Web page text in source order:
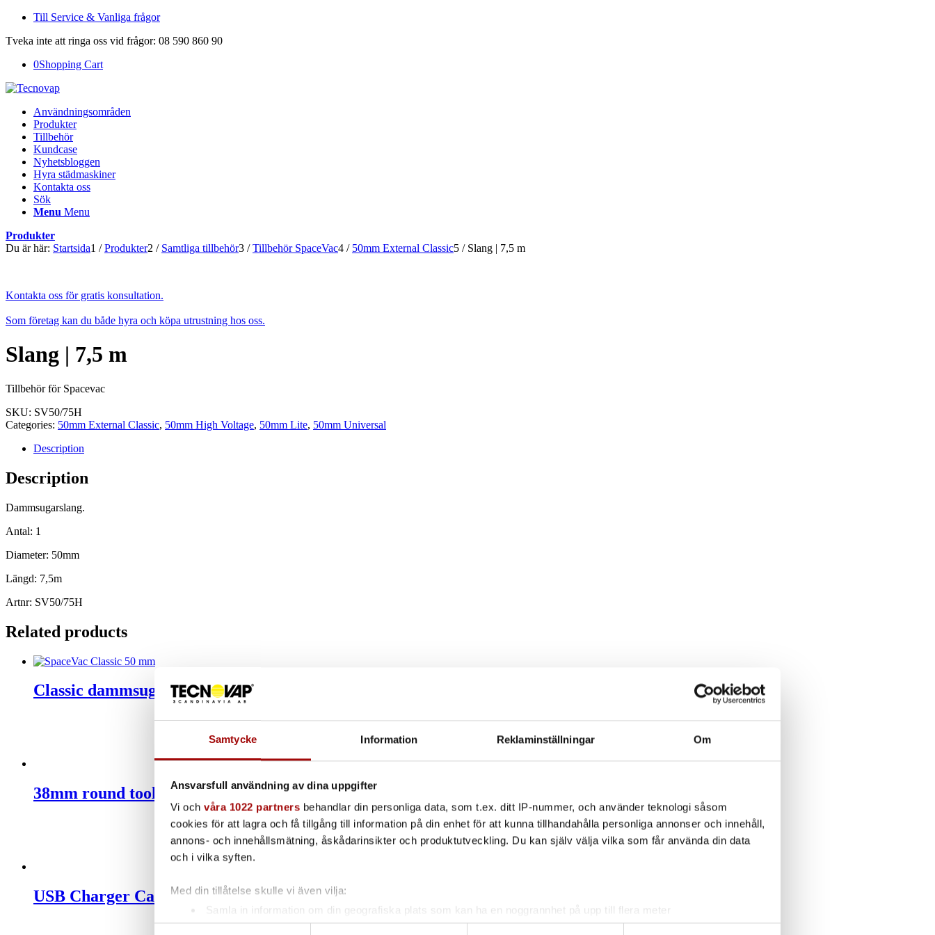
Samtycke Information Reklaminställningar Om
Ansvarsfull användning av dina uppgifter
Vi och våra 1022 partners behandlar din personliga data, som t.ex. ditt IP-nummer, och använder teknologi såsom
cookies för att lagra och få tillgång till information på din enhet för att kunna tillhandahålla personliga annonser och innehåll,
annons- och innehållsmätning, åskådarinsikter och produktutveckling. Du kan själv välja vilka som får använda din data
och i vilka syften.
Med din tillåtelse skulle vi även vilja:
Samla in information om din geografiska plats som kan ha en noggrannhet på upp till flera meter
Identifiera din enhet genom att aktivt skanna den för specifika kännetecken (fingeravtryck)
Till Service & Vanliga frågor
Tveka inte att ringa oss vid frågor: 08 590 860 90
0Shopping Cart
Användningsområden
Produkter
Tillbehör
Kundcase
Nyhetsbloggen
Hyra städmaskiner
Kontakta oss
Sök
Menu Menu
Produkter
Du är här: Startsida1 / Produkter2 / Samtliga tillbehör3 / Tillbehör SpaceVac4 / 50mm External Classic5 / Slang | 7,5 m
Kontakta oss för gratis konsultation.
Som företag kan du både hyra och köpa utrustning hos oss.
Slang | 7,5 m
Tillbehör för Spacevac
SKU: SV50/75H
Categories: 50mm External Classic, 50mm High Voltage, 50mm Lite, 50mm Universal
Description
Description
Dammsugarslang.
Antal: 1
Diameter: 50mm
Längd: 7,5m
Artnr: SV50/75H
Related products
Classic dammsugarrör | 1.6 m
38mm round tool
1st
USB Charger Cable
1st